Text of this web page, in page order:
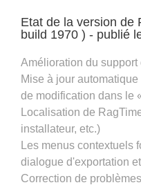
Etat de la version de
build 1970 ) - publié
Amélioration du
Mise à jour
de modification dans le
Localisation de
installateur, etc.)
Les menus contextuels
dialogue d'exportation
Correction de